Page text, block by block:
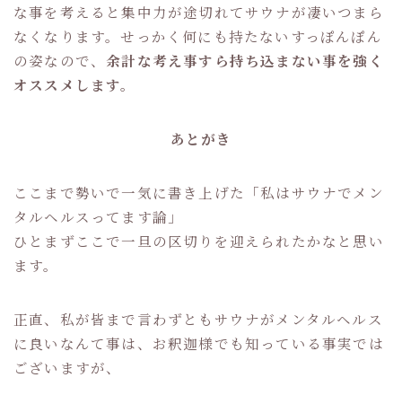
な事を考えると集中力が途切れてサウナが凄いつまら
なくなります。せっかく何にも持たないすっぽんぽん
の姿なので、 余計な考え事すら持ち込まない事を強く
オススメします。
あとがき
ここまで勢いで一気に書き上げた「私はサウナでメン
タルヘルスってます論」
ひとまずここで一旦の区切りを迎えられたかなと思い
ます。
正直、私が皆まで言わずともサウナがメンタルヘルス
に良いなんて事は、お釈迦様でも知っている事実では
ございますが、